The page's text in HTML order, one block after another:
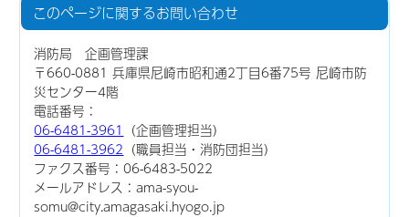
このページに関するお問い合わせ
消防局 企画管理課
〒660-0881 兵庫県尼崎市昭和通2丁目6番75号 尼崎市防
災センター4階
電話番号：
06-6481-3961
（企画管理担当）
06-6481-3962 （職員担当・消防団担当）
ファクス番号：06-6483-5022
メールアドレス：ama-syou-
somu@city.amagasaki.hyogo.jp